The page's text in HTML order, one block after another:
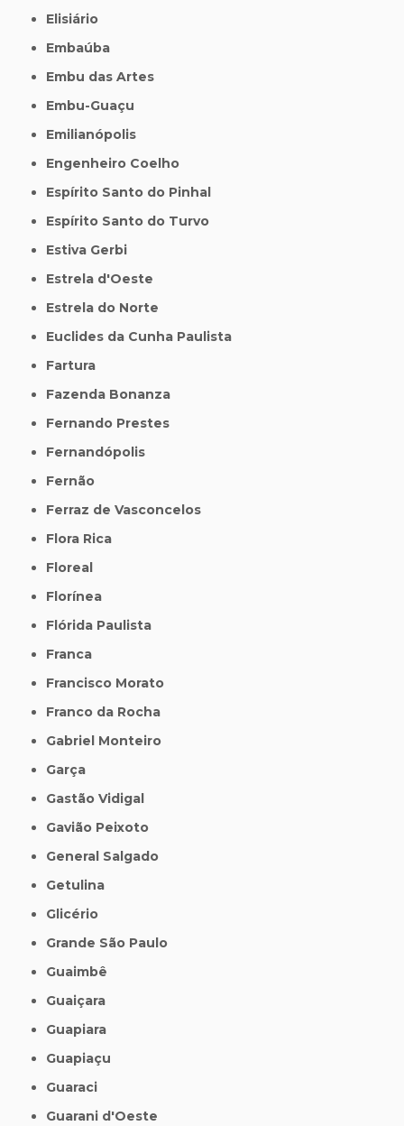
Elisiário
Embaúba
Embu das Artes
Embu-Guaçu
Emilianópolis
Engenheiro Coelho
Espírito Santo do Pinhal
Espírito Santo do Turvo
Estiva Gerbi
Estrela d'Oeste
Estrela do Norte
Euclides da Cunha Paulista
Fartura
Fazenda Bonanza
Fernando Prestes
Fernandópolis
Fernão
Ferraz de Vasconcelos
Flora Rica
Floreal
Florínea
Flórida Paulista
Franca
Francisco Morato
Franco da Rocha
Gabriel Monteiro
Garça
Gastão Vidigal
Gavião Peixoto
General Salgado
Getulina
Glicério
Grande São Paulo
Guaimbê
Guaiçara
Guapiara
Guapiaçu
Guaraci
Guarani d'Oeste